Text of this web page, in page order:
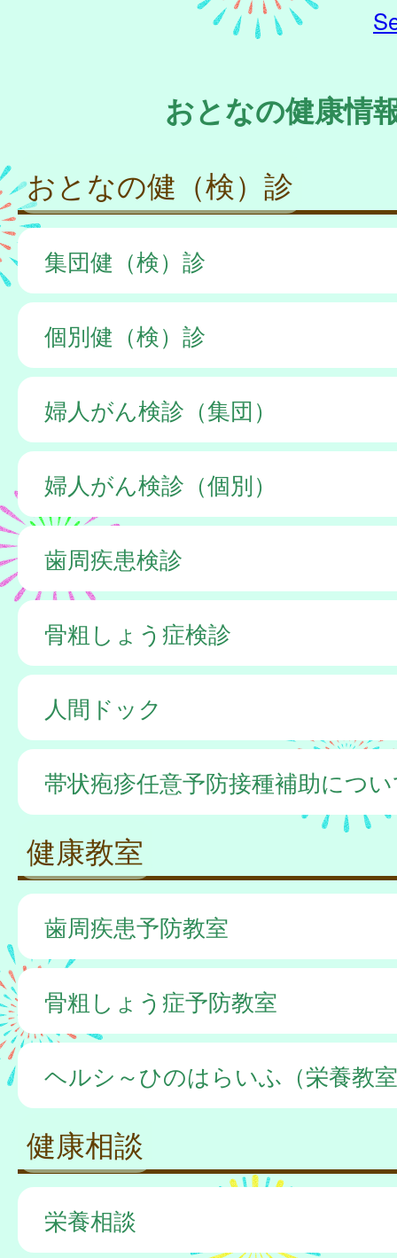
おとなの健康情
おとなの健（検）診
集団健（検）診
個別健（検）診
婦人がん検診（集団）
婦人がん検診（個別）
歯周疾患検診
骨粗しょう症検診
人間ドック
帯状疱疹任意予防接種補助につ
健康教室
歯周疾患予防教室
骨粗しょう症予防教室
ヘルシ～ひのはらいふ（栄養教
健康相談
栄養相談